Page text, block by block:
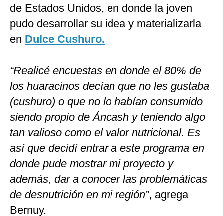
de Estados Unidos, en donde la joven
pudo desarrollar su idea y materializarla
en Dulce Cushuro.
“Realicé encuestas en donde el 80% de
los huaracinos decían que no les gustaba
(cushuro) o que no lo habían consumido
siendo propio de Áncash y teniendo algo
tan valioso como el valor nutricional. Es
así que decidí entrar a este programa en
donde pude mostrar mi proyecto y
además, dar a conocer las problemáticas
de desnutrición en mi región”, agrega
Bernuy.